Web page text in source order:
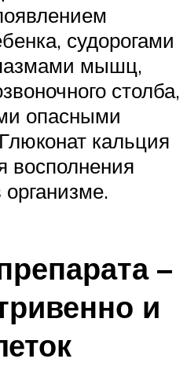
судорогами
мышц,
столба,
опасными
кальция
восполнения
–
и